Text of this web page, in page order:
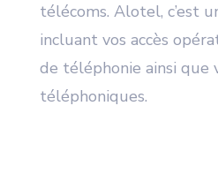
télécoms. Alotel, c’est
incluant vos accès
de téléphonie ainsi que
téléphoniques.